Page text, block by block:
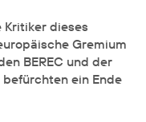
Kritiker dieses
Gremium
BEREC und der
ein Ende